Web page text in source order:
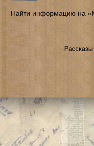
Найти информацию на